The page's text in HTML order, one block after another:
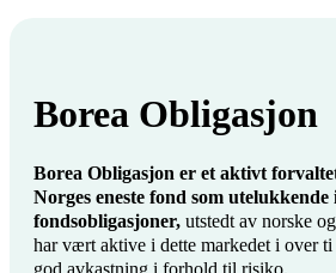
Borea Obligasjon
Borea Obligasjon er et aktivt
Norges eneste fond som utelukkende
fondsobligasjoner, utstedt av norske
har vært aktive i dette markedet i over
god avkastning i forhold til risiko.